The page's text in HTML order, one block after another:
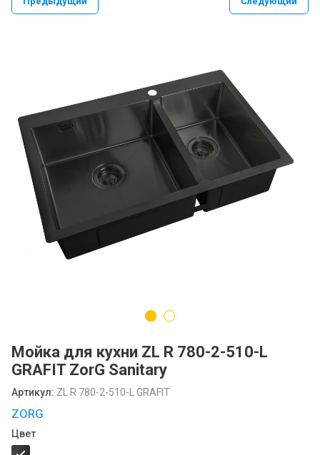
PAULMARK VELLO YUMI LASSAN
Paulmark Презентация Мойка+коландер
BS
Смеситель PAULMARK SERPENTINE
Se213222
Мойки PAULMARK NEXT
Ролл-маты PAULMARK
Мойки PAULMARK VAST-PRO, BRIM-PRO
Посудомоечные машины MIDEA
SCANDILUX
SCANDILUX видео-обзор стиральных
машин
Флипбук GRANFEST
Мойка для кухни ZL R 780-2-510-L
GRAFIT ZorG Sanitary
Артикул: ZL R 780-2-510-L GRAFIT
ZORG
Цвет